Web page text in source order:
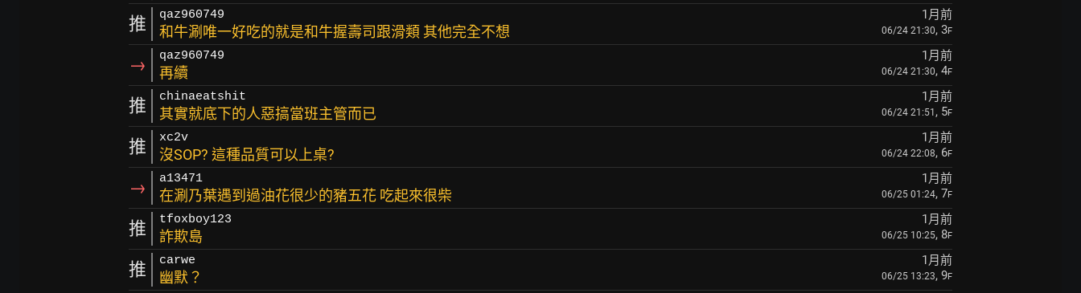
推 qaz960749 1月前
和牛涮唯一好吃的就是和牛握壽司跟滑類 其他完全不想 06/24 21:30, 3F
→ qaz960749 1月前
再續 06/24 21:30, 4F
推 chinaeatshit 1月前
其實就底下的人惡搞當班主管而已 06/24 21:51 , 5F
推 xc2v 1月前
沒SOP? 這種品質可以上桌? 06/24 22:08, 6F
→ a13471 1月前
在涮乃葉遇到過油花很少的豬五花 吃起來很柴 06/25 01:24, 7F
推 tfoxboy123 1月前
詐欺島 06/25 10:25, 8F
推 carwe 1月前
幽默？ 06/25 13:23, 9F